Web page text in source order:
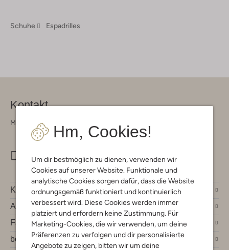
Hm, Cookies!
Um dir bestmöglich zu dienen, verwenden wir
Cookies auf unserer Website. Funktionale und
analytische Cookies sorgen dafür, dass die Website
ordnungsgemäß funktioniert und kontinuierlich
verbessert wird. Diese Cookies werden immer
platziert und erfordern keine Zustimmung. Für
Marketing-Cookies, die wir verwenden, um deine
Präferenzen zu verfolgen und dir personalisierte
Angebote zu zeigen, bitten wir um deine
Schuhe Espadrilles
Kontakt
Montag - Freitag 09:00 - 17:00 uur
info@omoda.de
Kundenservice
Account
Fashion News
bei Omoda